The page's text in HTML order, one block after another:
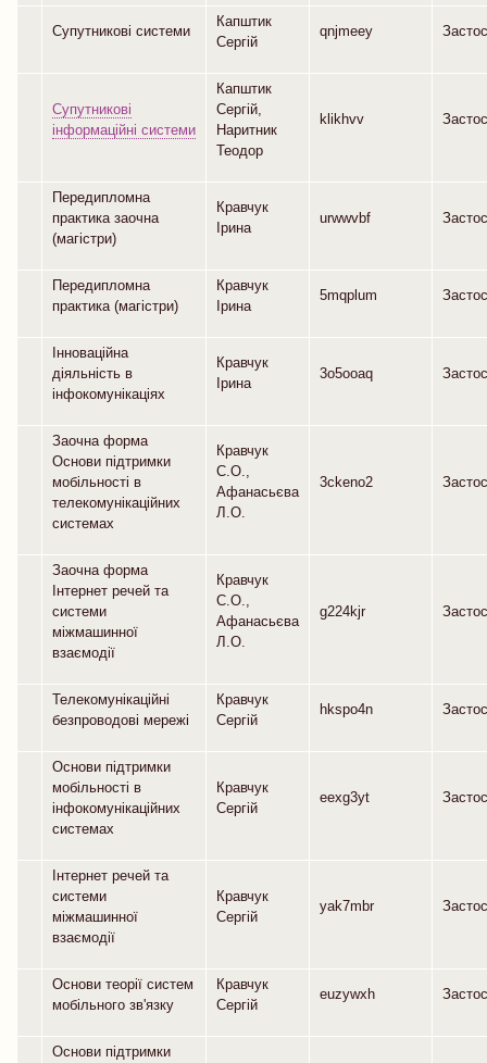
Супутникові системи
Капштик
Сергій
qnjmeey
Супутникові
інформаційні системи
Капштик
Сергій,
Наритник
Теодор
klikhvv
Передипломна
практика заочна
(магістри)
Кравчук
Ірина
urwwvbf
Передипломна
практика (магістри)
Кравчук
Ірина
5mqplum
Інноваційна
діяльність в
інфокомунікаціях
Кравчук
Ірина
3o5ooaq
Заочна форма
Основи підтримки
мобільності в
телекомунікаційних
системах
Кравчук
С.О.,
Афанасьєва
Л.О.
3ckeno2
Заочна форма
Інтернет речей та
системи
міжмашинної
взаємодії
Кравчук
С.О.,
Афанасьєва
Л.О.
g224kjr
Телекомунікаційні
безпроводові мережі
Кравчук
Сергій
hkspo4n
Основи підтримки
мобільності в
інфокомунікаційних
системах
Кравчук
Сергій
eexg3yt
Інтернет речей та
системи
міжмашинної
взаємодії
Кравчук
Сергій
yak7mbr
Основи теорії систем
мобільного зв'язку
Кравчук
Сергій
euzywxh
Основи підтримки